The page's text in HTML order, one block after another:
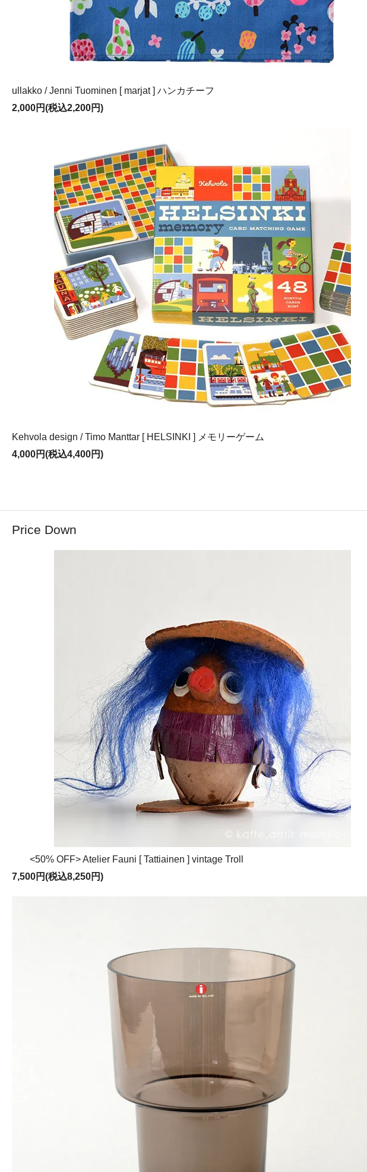
ullakko / Jenni Tuominen [ marjat ] ハンカチーフ
2,000円(税込2,200円)
Kehvola design / Timo Manttar [ HELSINKI ] メモリーゲーム
4,000円(税込4,400円)
Price Down
<50% OFF> Atelier Fauni [ Tattiainen ] vintage Troll
7,500円(税込8,250円)